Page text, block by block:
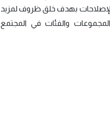
الإصلاحات بهدف خلق ظروف لمزيد
والفئات في المجتمع